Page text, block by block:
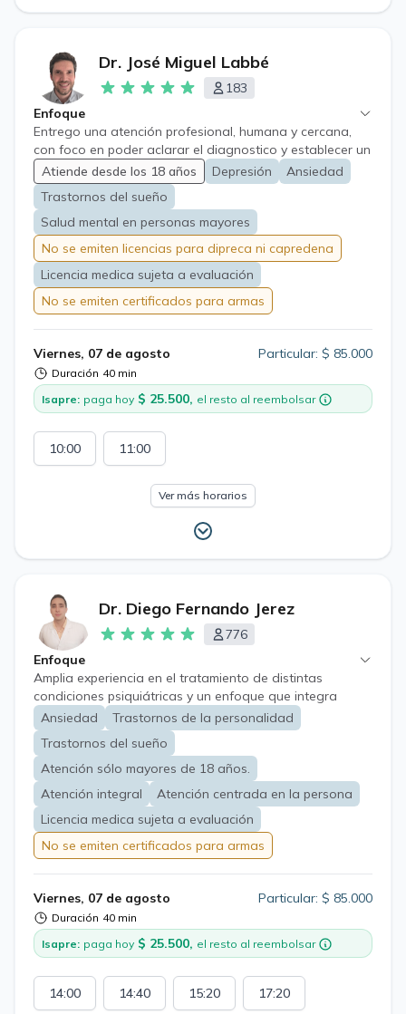
Dr. José Miguel Labbé
183
Enfoque
Entrego una atención profesional, humana y cercana,
con foco en poder aclarar el diagnostico y establecer un
tratamiento que entregue alivio y ayuda al paciente.
Atiende desde los 18 años Depresión
Ansiedad
Trastornos del sueño
Salud mental en personas mayores
No se emiten licencias para dipreca ni capredena
Licencia medica sujeta a evaluación
No se emiten certificados para armas
Viernes, 07 de agosto
Duración 40 min
Particular: $ 85.000
Isapre: paga hoy $ 25.500, el resto al reembolsar
10:00 11:00
Ver más horarios
Dr. Diego Fernando Jerez
776
Enfoque
Amplia experiencia en el tratamiento de distintas
condiciones psiquiátricas y un enfoque que integra
conocimientos basados en evidencia científica, principios
éticos y un trato cordial y amable expresado en el
vínculo terapéutico. El objetivo de la consulta será lograr
una adecuada recuperación y mantención de su salud
mental.
Ansiedad
Trastornos de la personalidad
Trastornos del sueño
Atención sólo mayores de 18 años.
Atención integral
Atención centrada en la persona
Licencia medica sujeta a evaluación
No se emiten certificados para armas
Viernes, 07 de agosto
Duración 40 min
Particular: $ 85.000
Isapre: paga hoy $ 25.500, el resto al reembolsar
14:00 14:40 15:20 17:20